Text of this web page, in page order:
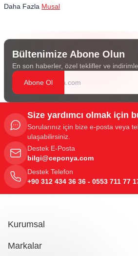
Daha Fazla Musal
Bültenimize Abone Olun
En son haberler, özel teklifler ve
Abone Ol
Size yardımcı olmak için
Sorularınız için bize e-posta veya
ulaşabilirsiniz.
Destek E-Posta
bilgi@ceponya.com
Destek Telefon
+90 312 434 36 36 - 0553 711 77
Kurumsal
Markalar